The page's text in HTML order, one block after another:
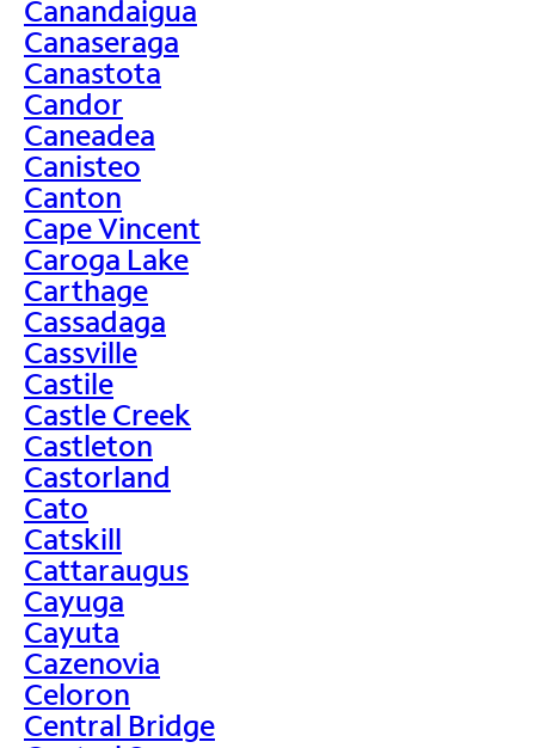
Canandaigua
Canaseraga
Canastota
Candor
Caneadea
Canisteo
Canton
Cape Vincent
Caroga Lake
Carthage
Cassadaga
Cassville
Castile
Castle Creek
Castleton
Castorland
Cato
Catskill
Cattaraugus
Cayuga
Cayuta
Cazenovia
Celoron
Central Bridge